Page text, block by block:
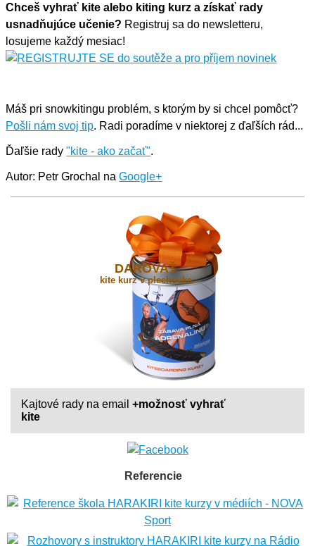
Chceš vyhrať kite alebo kiting kurz a získať rady
usnadňujúce učenie? Registruj sa do newsletteru,
losujeme každý mesiac!
Máš pri snowkitingu problém, s ktorým by si chcel pomôcť?
Pošli nám svoj tip. Radi poradíme v niektorej z ďaľších rád...
Ďaľšie rady"kite - ako začať".
Autor: Petr Grochal naGoogle+
DAROVAŤ
kite kurz v plechovke
Kajtové rady na email +možnosť vyhrať
kite
Referencie